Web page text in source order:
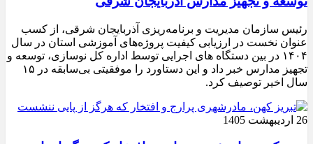
رئیس سازمان مدیریت و برنامه‌ریزی آذربایجان شرقی، از کسب
عنوان نخست در ارزیابی کیفیت پروژه‌های آموزشی استان در سال
۱۴۰۴ در بین دستگاه های اجرایی توسط اداره کل نوسازی، توسعه و
تجهیز مدارس خبر داد و این دستاورد را موفقیتی بی‌سابقه در ۱۵
سال اخیر توصیف کرد.
26 اردیبهشت 1405